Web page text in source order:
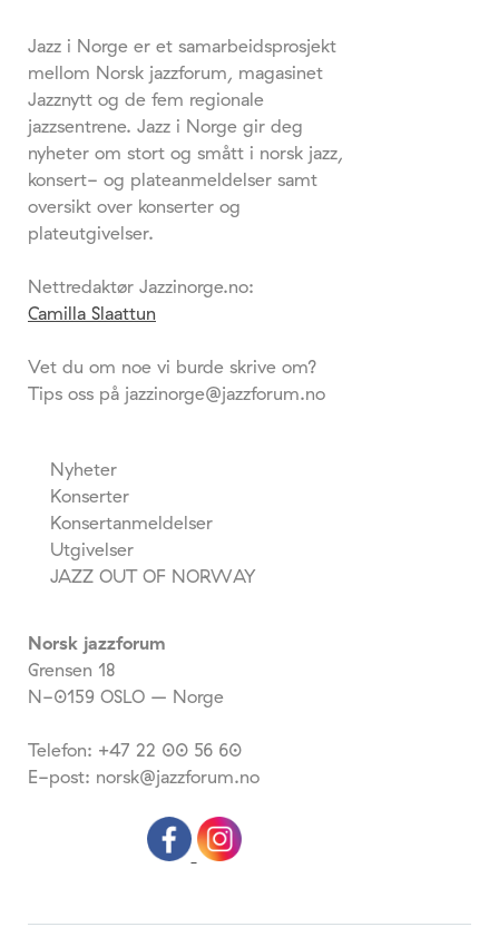
Jazz i Norge er et samarbeidsprosjekt
mellom Norsk jazzforum, magasinet
Jazznytt og de fem regionale
jazzsentrene. Jazz i Norge gir deg
nyheter om stort og smått i norsk jazz,
konsert- og plateanmeldelser samt
oversikt over konserter og
plateutgivelser.
Nettredaktør Jazzinorge.no:
Camilla Slaattun
Vet du om noe vi burde skrive om?
Tips oss på jazzinorge@jazzforum.no
Nyheter
Konserter
Konsertanmeldelser
Utgivelser
JAZZ OUT OF NORWAY
Norsk jazzforum
Grensen 18
N-0159 OSLO – Norge
Telefon: +47 22 00 56 60
E-post: norsk@jazzforum.no